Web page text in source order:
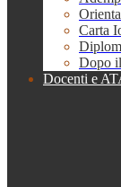
Carta
Dopo
Docenti e